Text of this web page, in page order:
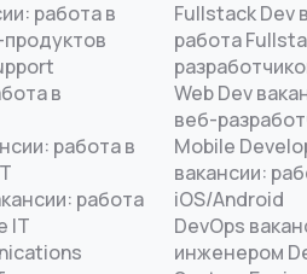
работа в
в
работа в
работа
IT
Fullstack Dev
работа
Web Dev
веб-
Mobile
вакансии:
iOS/Android
DevOps
инженером